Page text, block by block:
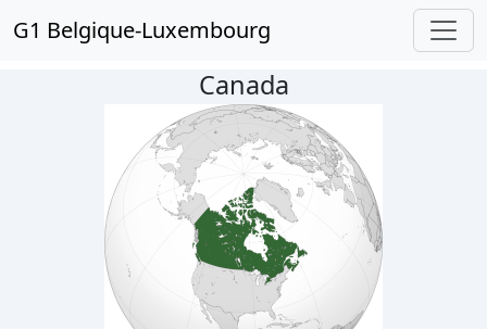
G1 Belgique-Luxembourg
Canada